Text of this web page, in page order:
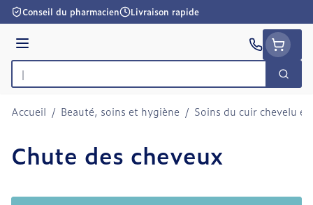
Aller au contenu
Conseil du pharmacien Livraison rapide
Menu
Rechercher
Accueil / Beauté, soins et hygiène / Soins du cuir chevelu et
Chute des cheveux